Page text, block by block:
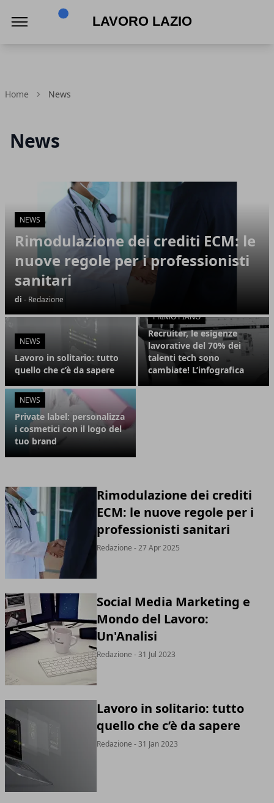
Home News
News
Articoli in Evidenza
NEWS
Rimodulazione dei crediti ECM: le
nuove regole per i professionisti
sanitari
di - Redazione
NEWS
Lavoro in solitario: tutto
quello che c’è da sapere
PRIMO PIANO
Recruiter, le esigenze
lavorative del 70% dei
talenti tech sono
cambiate! L’infografica
NEWS
Private label: personalizza
i cosmetici con il logo del
tuo brand
Rimodulazione dei crediti
ECM: le nuove regole per i
professionisti sanitari
Redazione - 27 Apr 2025
Social Media Marketing e
Mondo del Lavoro:
Un'Analisi
Redazione - 31 Jul 2023
Lavoro in solitario: tutto
quello che c’è da sapere
Redazione - 31 Jan 2023